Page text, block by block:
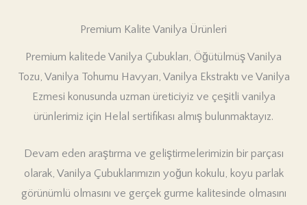
Premium Kalite Vanilya Ürünleri
Premium kalitede Vanilya Çubukları, Öğütülmüş Vanilya
Tozu, Vanilya Tohumu Havyarı, Vanilya Ekstraktı ve Vanilya
Ezmesi konusunda uzman üreticiyiz ve çeşitli vanilya
ürünlerimiz için Helal sertifikası almış bulunmaktayız.
Devam eden araştırma ve geliştirmelerimizin bir parçası
olarak, Vanilya Çubuklarımızın yoğun kokulu, koyu parlak
görünümlü olmasını ve gerçek gurme kalitesinde olmasını